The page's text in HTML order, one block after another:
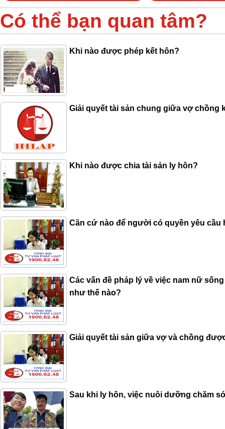
Có thể bạn quan tâm?
Khi nào được phép kết hôn?
Giải quyết tài sản chung giữa vợ chồng
Khi nào được chia tài sản ly hôn?
Căn cứ nào để người có quyền yêu cầu
Các vấn đề pháp lý về việc nam nữ
như thế nào?
Giải quyết tài sản giữa vợ và chồng
Sau khi ly hôn, việc nuôi dưỡng chăm